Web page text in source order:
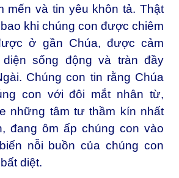
mến và tin yêu khôn tả. Thật
khi chúng con được chiêm
ở gần Chúa, được cảm
sống động và tràn đầy
Chúng con tin rằng Chúa
con với đôi mắt nhân từ,
những tâm tư thầm kín nhất
đang ôm ấp chúng con vào
nỗi buồn của chúng con
diệt.